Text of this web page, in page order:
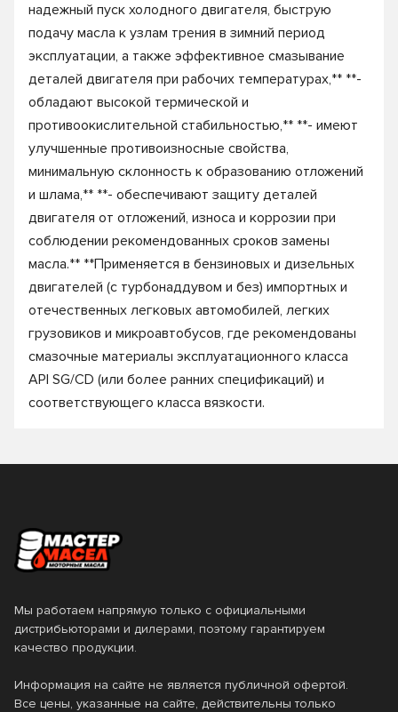
надежный пуск холодного двигателя, быструю
подачу масла к узлам трения в зимний период
эксплуатации, а также эффективное смазывание
деталей двигателя при рабочих температурах,** **-
обладают высокой термической и
противоокислительной стабильностью,** **- имеют
улучшенные противоизносные свойства,
минимальную склонность к образованию отложений
и шлама,** **- обеспечивают защиту деталей
двигателя от отложений, износа и коррозии при
соблюдении рекомендованных сроков замены
масла.** **Применяется в бензиновых и дизельных
двигателей (с турбонаддувом и без) импортных и
отечественных легковых автомобилей, легких
грузовиков и микроавтобусов, где рекомендованы
смазочные материалы эксплуатационного класса
API SG/CD (или более ранних спецификаций) и
соответствующего класса вязкости.
Мы работаем напрямую только с официальными
дистрибьюторами и дилерами, поэтому гарантируем
качество продукции.
Информация на сайте не является публичной офертой.
Все цены, указанные на сайте, действительны только